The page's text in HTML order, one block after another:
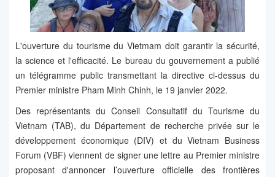
L'ouverture du tourisme du Vietmam doit garantir la sécurité,
la science et l'efficacité. Le bureau du gouvernement a publié
un télégramme public transmettant la directive ci-dessus du
Premier ministre Pham Minh Chinh, le 19 janvier 2022.
Des représentants du Conseil Consultatif du Tourisme du
Vietnam (TAB), du Département de recherche privée sur le
développement économique (DIV) et du Vietnam Business
Forum (VBF) viennent de signer une lettre au Premier ministre
proposant d'annoncer l’ouverture officielle des frontières